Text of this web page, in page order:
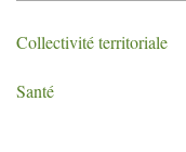
Collectivité territoriale
Santé